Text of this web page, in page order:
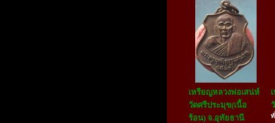
เหรียญหลวงพ่อเสน่ห์
วัดศรีประมุข(เนื้อ
ร้อน) จ.อุทัยธานี